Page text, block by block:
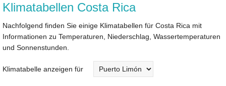
Klimatabellen Costa Rica
Nachfolgend finden Sie einige Klimatabellen für Costa Rica mit
Informationen zu Temperaturen, Niederschlag, Wassertemperaturen
und Sonnenstunden.
Klimatabelle anzeigen für